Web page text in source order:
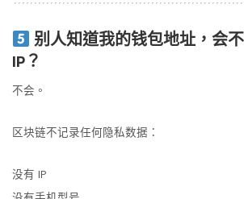
别人知道我的钱包地址，会
IP？
不会。
区块链不记录任何隐私数据：
没有 IP